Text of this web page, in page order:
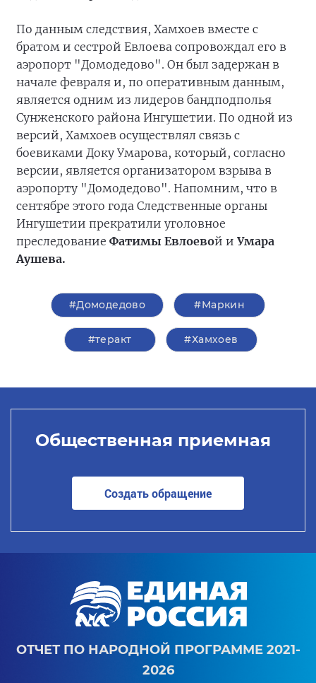
По данным следствия, Хамхоев вместе с
братом и сестрой Евлоева сопровождал его в
аэропорт "Домодедово". Он был задержан в
начале февраля и, по оперативным данным,
является одним из лидеров бандподполья
Сунженского района Ингушетии. По одной из
версий, Хамхоев осуществлял связь с
боевиками Доку Умарова, который, согласно
версии, является организатором взрыва в
аэропорту "Домодедово". Напомним, что в
сентябре этого года Следственные органы
Ингушетии прекратили уголовное
преследование Фатимы Евлоевой и Умара
Аушева.
#Домодедово #Маркин
#теракт #Хамхоев
Общественная приемная
Создать обращение
ОТЧЕТ ПО НАРОДНОЙ ПРОГРАММЕ 2021-
2026